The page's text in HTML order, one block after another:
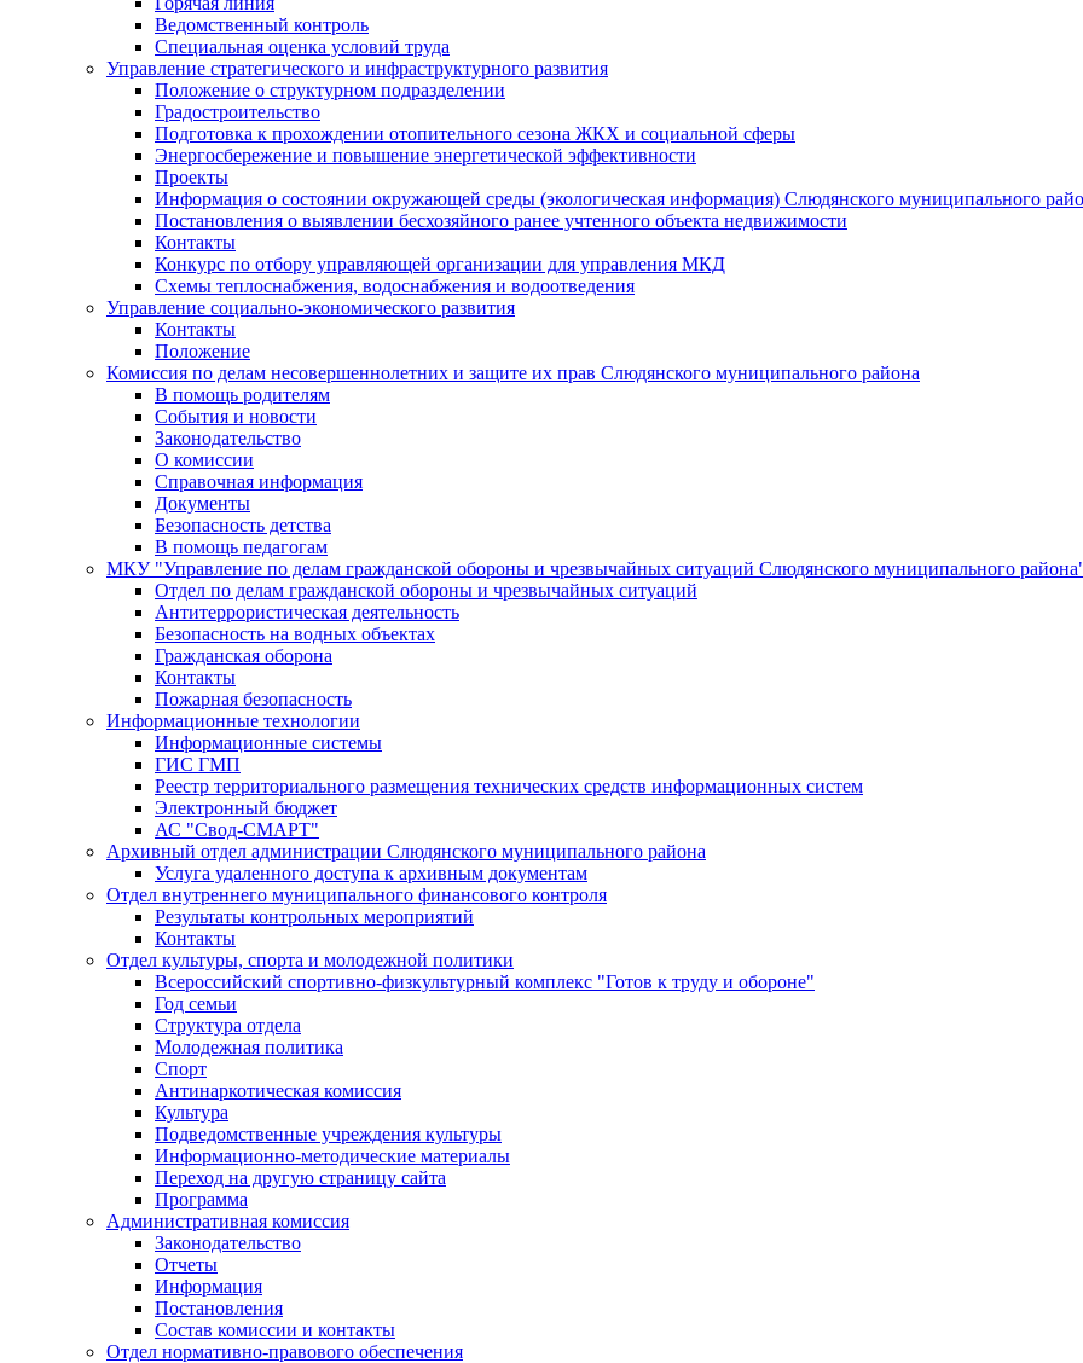
Ведомственный контроль
Специальная оценка условий труда
Управление стратегического и инфраструктурного развития
Положение о структурном подразделении
Градостроительство
Подготовка к прохождении отопительного сезона ЖКХ и социальной сферы
Энергосбережение и повышение энергетической эффективности
Проекты
Информация о состоянии окружающей среды (экологическая информация) Слюдянского муниципального
Постановления о выявлении бесхозяйного ранее учтенного объекта недвижимости
Контакты
Конкурс по отбору управляющей организации для управления МКД
Схемы теплоснабжения, водоснабжения и водоотведения
Управление социально-экономического развития
Контакты
Положение
Комиссия по делам несовершеннолетних и защите их прав Слюдянского муниципального района
В помощь родителям
События и новости
Законодательство
О комиссии
Справочная информация
Документы
Безопасность детства
В помощь педагогам
МКУ "Управление по делам гражданской обороны и чрезвычайных ситуаций Слюдянского муниципального
Отдел по делам гражданской обороны и чрезвычайных ситуаций
Антитеррористическая деятельность
Безопасность на водных объектах
Гражданская оборона
Контакты
Пожарная безопасность
Информационные технологии
Информационные системы
ГИС ГМП
Реестр территориального размещения технических средств информационных систем
Электронный бюджет
АС "Свод-СМАРТ"
Архивный отдел администрации Слюдянского муниципального района
Услуга удаленного доступа к архивным документам
Отдел внутреннего муниципального финансового контроля
Результаты контрольных мероприятий
Контакты
Отдел культуры, спорта и молодежной политики
Всероссийский спортивно-физкультурный комплекс "Готов к труду и обороне"
Год семьи
Структура отдела
Молодежная политика
Спорт
Антинаркотическая комиссия
Культура
Подведомственные учреждения культуры
Информационно-методические материалы
Переход на другую страницу сайта
Программа
Административная комиссия
Законодательство
Отчеты
Информация
Постановления
Состав комиссии и контакты
Отдел нормативно-правового обеспечения